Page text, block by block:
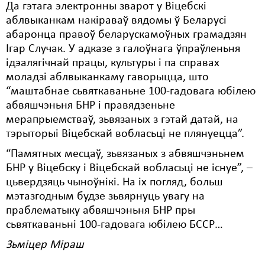
Да гэтага электронны зварот у Віцебскі
аблвыканкам накіраваў вядомы ў Беларусі
абаронца правоў беларускамоўных грамадзян
Ігар Случак. У адказе з галоўнага ўпраўленьня
ідэалягічнай працы, культуры і па справах
моладзі аблвыканкаму гаворыцца, што
“маштабнае сьвяткаваньне 100-гадовага юбілею
абвяшчэньня БНР і правядзеньне
мерапрыемстваў, зьвязаных з гэтай датай, на
тэрыторыі Віцебскай вобласьці не плянуецца”.
“Памятных месцаў, зьвязаных з абвяшчэньнем
БНР у Віцебску і Віцебскай вобласьці не існуе”, –
цьвердзяць чыноўнікі. На іх погляд, больш
мэтазгодным будзе зьвярнуць увагу на
праблематыку абвяшчэньня БНР пры
сьвяткаваньні 100-гадовага юбілею БССР…
Зьміцер Міраш